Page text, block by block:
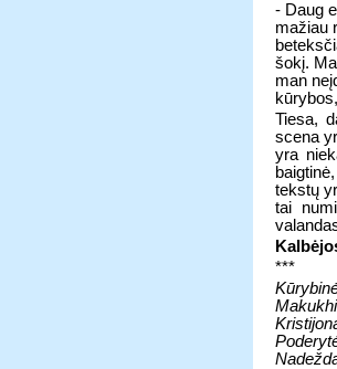
- Daug
mažiau
šokį.
man
Tiesa,
scena
yra
tekstų
tai
***